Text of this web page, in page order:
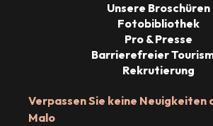
Verpassen Sie keine Neuigkeiten
Malo
Unsere Broschüren
Fotobibliothek
Pro & Presse
Barrierefreier
Rekrutierung